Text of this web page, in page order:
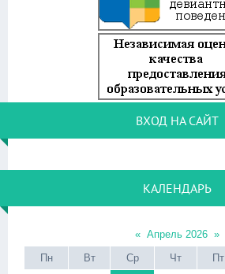
ВХОД НА САЙТ
КАЛЕНДАРЬ
« Апрель 2026 »
Пн
Вт Ср Чт Пт